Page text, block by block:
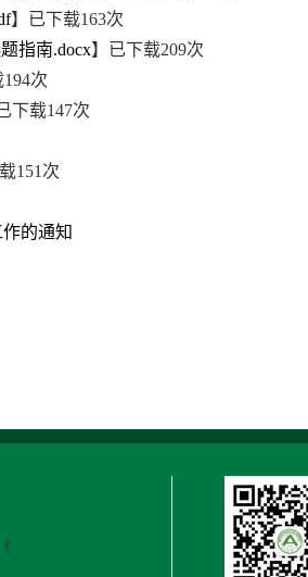
】已下载163次
指南.docx】已下载209次
194次
下载147次
151 次
的通知